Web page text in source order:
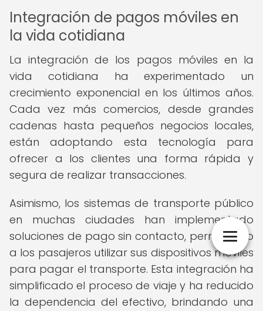
Integración de pagos móviles en
la vida cotidiana
La integración de los pagos móviles en la
vida cotidiana ha experimentado un
crecimiento exponencial en los últimos años.
Cada vez más comercios, desde grandes
cadenas hasta pequeños negocios locales,
están adoptando esta tecnología para
ofrecer a los clientes una forma rápida y
segura de realizar transacciones.
Asimismo, los sistemas de transporte público
en muchas ciudades han implementado
soluciones de pago sin contacto, permitiendo
a los pasajeros utilizar sus dispositivos móviles
para pagar el transporte. Esta integración ha
simplificado el proceso de viaje y ha reducido
la dependencia del efectivo, brindando una